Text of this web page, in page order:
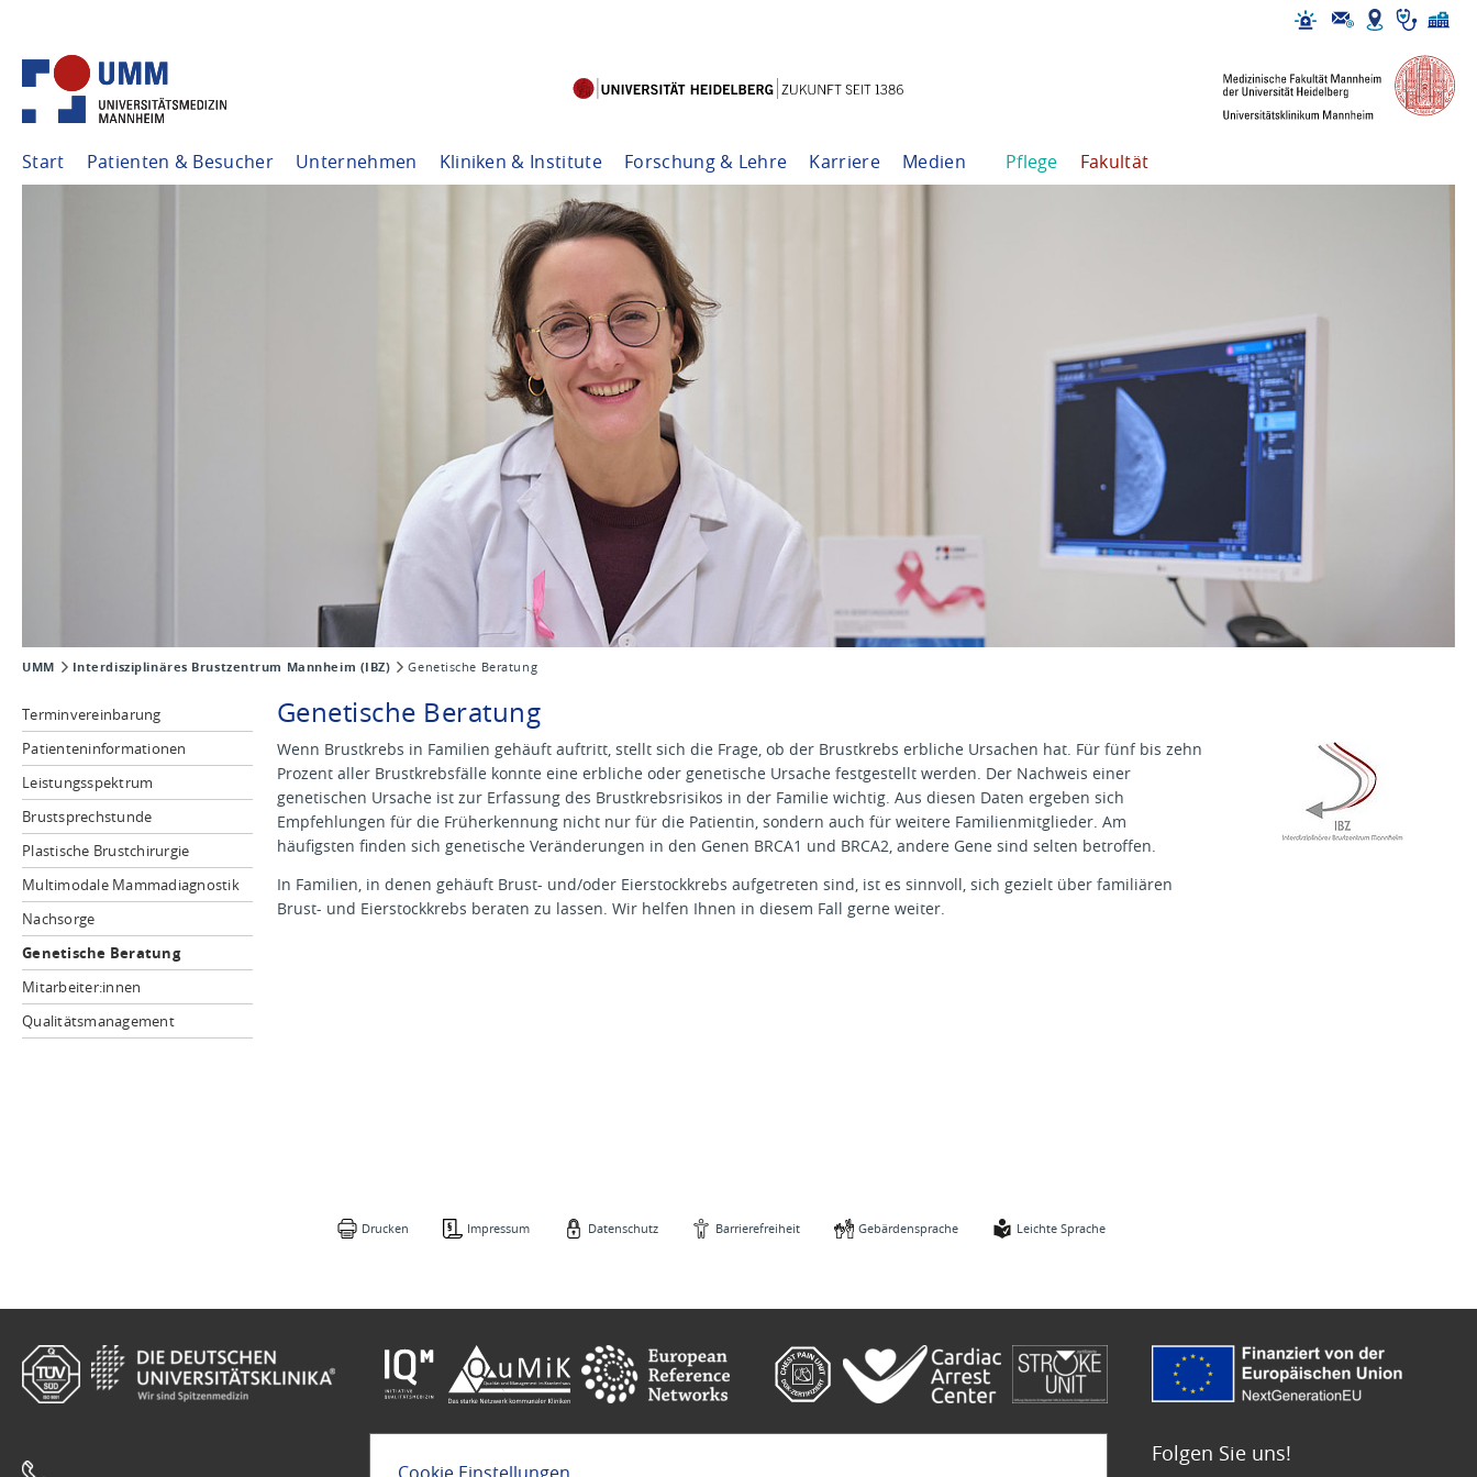
Start Patienten & Besucher Unternehmen Kliniken & Institute Forschung & Lehre Karriere Medien Pflege Fakultät
UMM Interdisziplinäres Brustzentrum Mannheim (IBZ) Genetische Beratung
Terminvereinbarung
Patienteninformationen
Leistungsspektrum
Brustsprechstunde
Plastische Brustchirurgie
Multimodale Mammadiagnostik
Nachsorge
Genetische Beratung
Mitarbeiter:innen
Qualitätsmanagement
Genetische Beratung
Wenn Brustkrebs in Familien gehäuft auftritt, stellt sich die Frage, ob der Brustkrebs erbliche Ursachen hat. Für fünf bis zehn
Prozent aller Brustkrebsfälle konnte eine erbliche oder genetische Ursache festgestellt werden. Der Nachweis einer
genetischen Ursache ist zur Erfassung des Brustkrebsrisikos in der Familie wichtig. Aus diesen Daten ergeben sich
Empfehlungen für die Früherkennung nicht nur für die Patientin, sondern auch für weitere Familienmitglieder. Am
häufigsten finden sich genetische Veränderungen in den Genen BRCA1 und BRCA2, andere Gene sind selten betroffen.
In Familien, in denen gehäuft Brust- und/oder Eierstockkrebs aufgetreten sind, ist es sinnvoll, sich gezielt über familiären
Brust- und Eierstockkrebs beraten zu lassen. Wir helfen Ihnen in diesem Fall gerne weiter.
Drucken Impressum Datenschutz Barrierefreiheit Gebärdensprache Leichte Sprache
Folgen Sie uns!